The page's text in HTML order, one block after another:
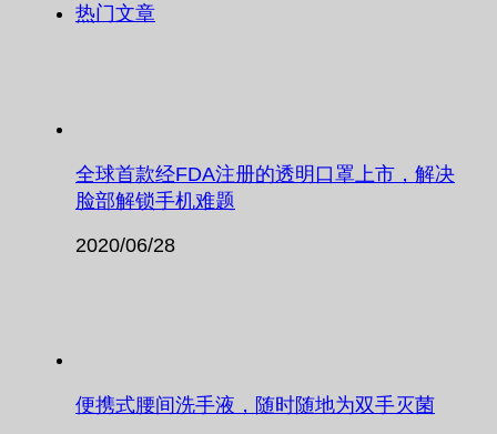
热门文章
全球首款经FDA注册的透明口罩上市，解决
脸部解锁手机难题
2020/06/28
便携式腰间洗手液，随时随地为双手灭菌